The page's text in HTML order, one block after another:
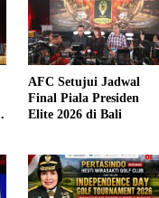
AFC Setujui Jadwal
Final Piala Presiden
Elite 2026 di Bali